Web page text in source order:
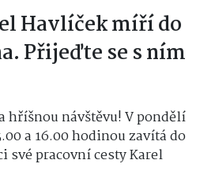
Havlíček míří do
Přijeďte se s ním
hříšnou návštěvu! V pondělí
a 16.00 hodinou zavítá do
své pracovní cesty Karel